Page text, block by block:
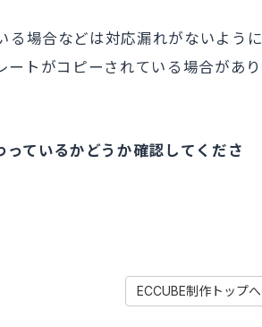
場合などは対応漏れがないように
トがコピーされている場合があり
ているかどうか確認してくださ
ECCUBE制作トップへ